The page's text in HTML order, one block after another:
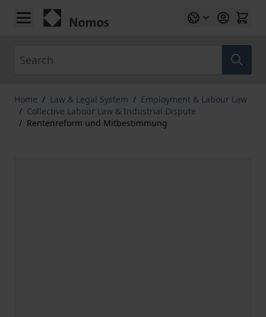
Skip to Content
Home / Law & Legal System / Employment & Labour Law
/ Collective Labour Law & Industrial Dispute
/ Rentenreform und Mitbestimmung